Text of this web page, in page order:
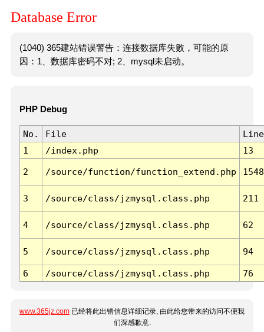
Database Error
(1040) 365建站错误警告：连接数据库失败，可能的原
因：1、数据库密码不对; 2、mysql未启动。
PHP Debug
No. File
Line
1
/index.php 13
2 /source/function/function_extend.php 1548
3 /source/class/jzmysql.class.php 211
4 /source/class/jzmysql.class.php 62
5 /source/class/jzmysql.class.php 94
6 /source/class/jzmysql.class.php 76
www.365jz.com 已经将此出错信息详细记录, 由此给您带来的访问不便我
们深感歉意.